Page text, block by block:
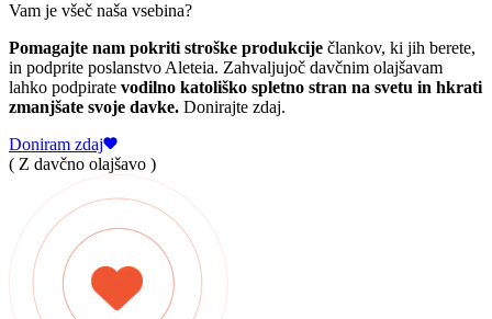
Vam je všeč naša vsebina?
Pomagajte nam pokriti stroške produkcije člankov, ki jih berete,
in podprite poslanstvo Aleteia. Zahvaljujoč davčnim olajšavam
lahko podpirate vodilno katoliško spletno stran na svetu in hkrati
zmanjšate svoje davke. Donirajte zdaj.
Doniram zdaj
( Z davčno olajšavo )